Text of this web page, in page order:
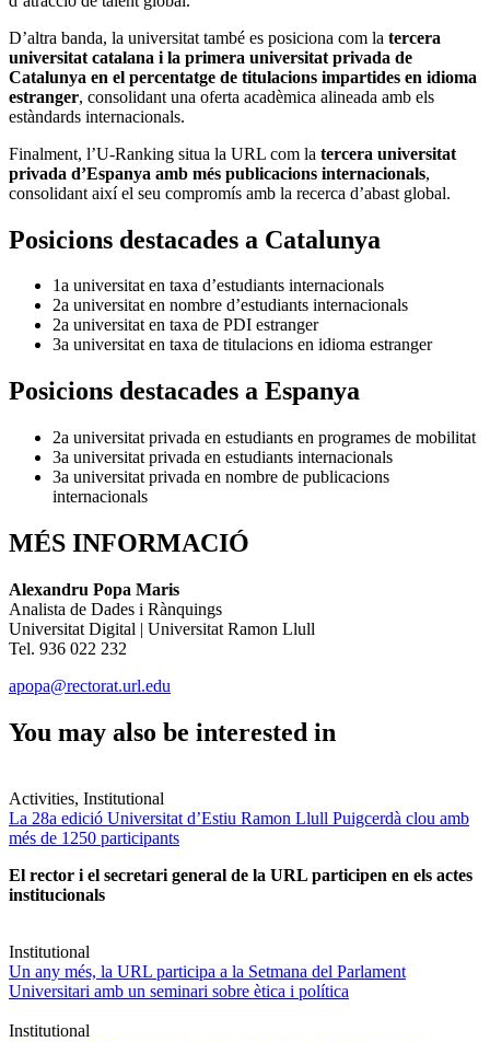
D’altra banda, la universitat també es posiciona com la tercera
universitat catalana i la primera universitat privada de
Catalunya en el percentatge de titulacions impartides en idioma
estranger, consolidant una oferta acadèmica alineada amb els
estàndards internacionals.
Finalment, l’U-Ranking situa la URL com la tercera universitat
privada d’Espanya amb més publicacions internacionals,
consolidant així el seu compromís amb la recerca d’abast global.
Posicions destacades a Catalunya
1a universitat en taxa d’estudiants internacionals
2a universitat en nombre d’estudiants internacionals
2a universitat en taxa de PDI estranger
3a universitat en taxa de titulacions en idioma estranger
Posicions destacades a Espanya
2a universitat privada en estudiants en programes de mobilitat
3a universitat privada en estudiants internacionals
3a universitat privada en nombre de publicacions
internacionals
MÉS INFORMACIÓ
Alexandru Popa Maris
Analista de Dades i Rànquings
Universitat Digital | Universitat Ramon Llull
Tel. 936 022 232
apopa@rectorat.url.edu
You may also be interested in
Activities, Institutional
La 28a edició Universitat d’Estiu Ramon Llull Puigcerdà clou amb
més de 1250 participants
El rector i el secretari general de la URL participen en els actes
institucionals
Institutional
Un any més, la URL participa a la Setmana del Parlament
Universitari amb un seminari sobre ètica i política
Institutional